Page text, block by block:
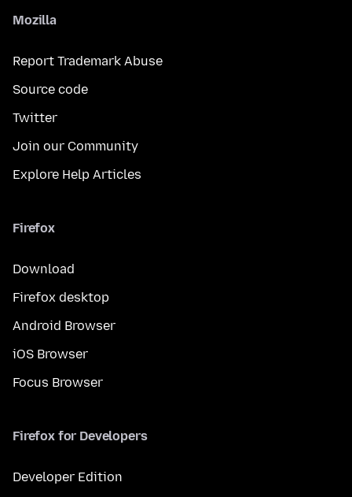
Mozilla
Report Trademark Abuse
Source code
Twitter
Join our Community
Explore Help Articles
Firefox
Download
Firefox desktop
Android Browser
iOS Browser
Focus Browser
Firefox for Developers
Developer Edition